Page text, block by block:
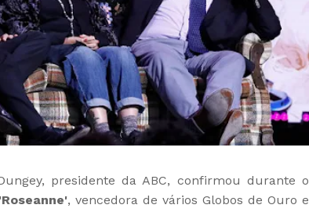
presidente da ABC, confirmou durante o
'Roseanne', vencedora de vários Globos de Ouro e